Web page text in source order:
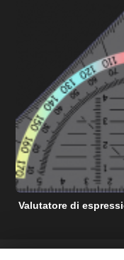
Valutatore di